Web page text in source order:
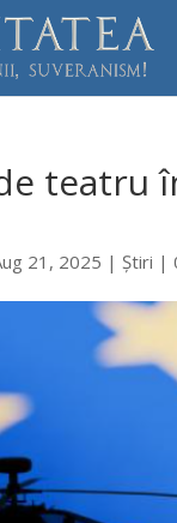
teatru
21, 2025 |Știri |